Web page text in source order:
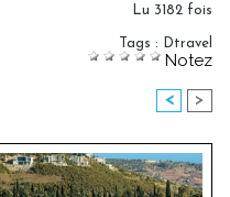
Lu 3182 fois
Tags : Dtravel
Notez
< >